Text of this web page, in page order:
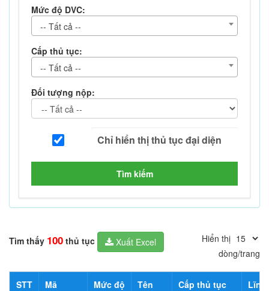
Mức độ DVC:
-- Tất cả --
Cấp thủ tục:
-- Tất cả --
Đối tượng nộp:
Tìm kiếm
Tìm thấy 100 thủ tục Xuất Excel
Hiển thị
dòng/trang
STT
Mã
Mức độ
Tên
Cấp thủ tục
Lĩnh